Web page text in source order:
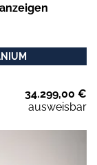
34.299,00 €
ausweisbar